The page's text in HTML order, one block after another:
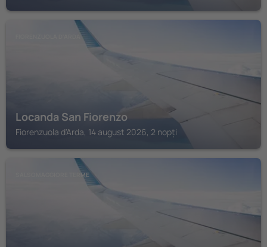
Locanda San Fiorenzo
Fiorenzuola d'Arda, 14 august 2026, 2 nopți
SALSOMAGGIORE TERME